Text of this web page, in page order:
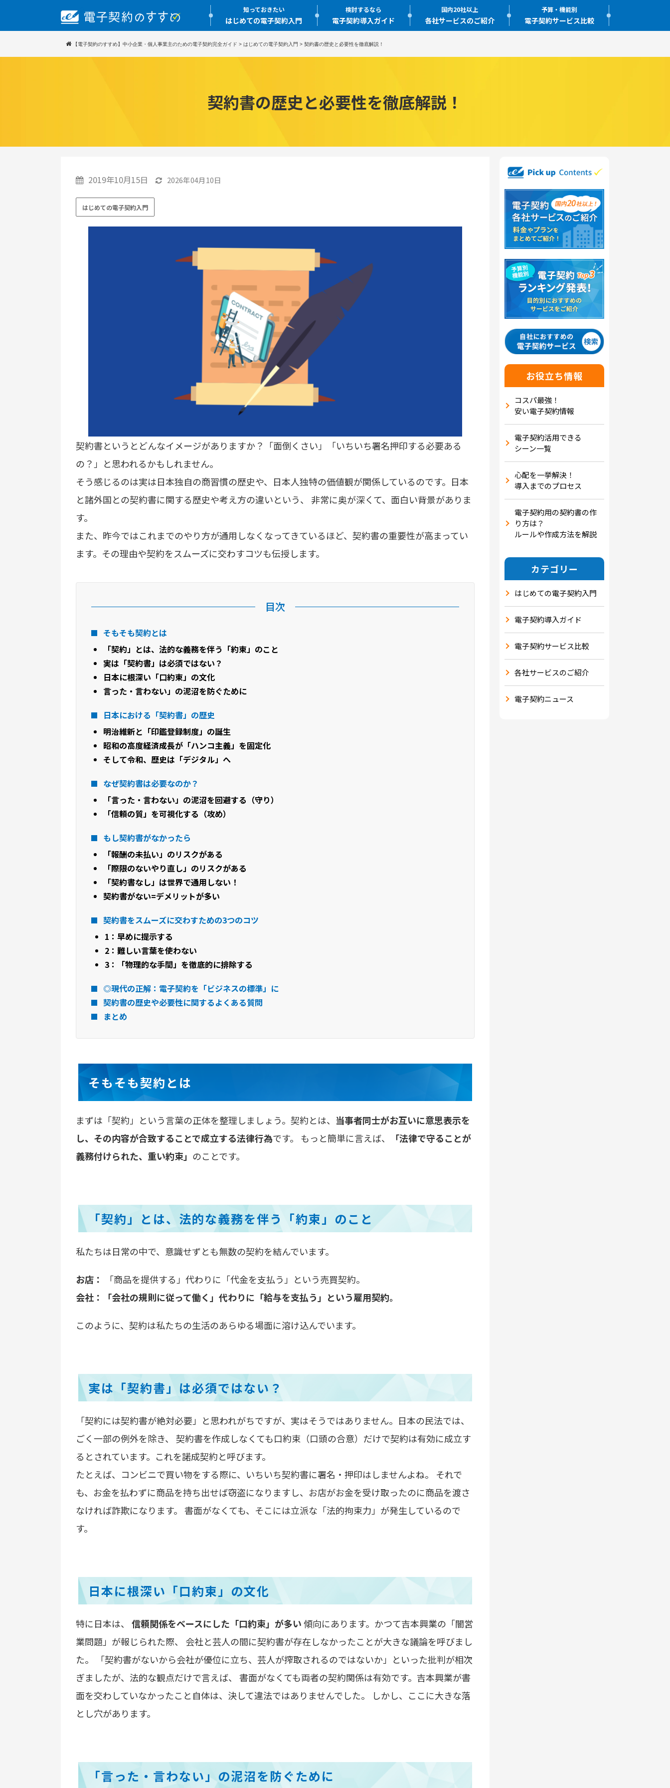
知っておきたい
はじめての電子契約入門
検討するなら
電子契約導入ガイド
国内20社以上
各社サービスのご紹介
予算・機能別
電子契約サービス比較
【電子契約のすすめ】中小企業・個人事業主のための電子契約完全ガイド > はじめての電子契約入門 > 契約書の歴史と必要性を徹底解説！
契約書の歴史と必要性を徹底解説！
2019年10月15日 2026年04月10日
はじめての電子契約入門
契約書というとどんなイメージがありますか？「面倒くさい」「いちいち署名押印する必要ある
の？」と思われるかもしれません。
そう感じるのは実は日本独自の商習慣の歴史や、日本人独特の価値観が関係しているのです。日本
と諸外国との契約書に関する歴史や考え方の違いという、 非常に奥が深くて、面白い背景がありま
す。
また、昨今ではこれまでのやり方が通用しなくなってきているほど、契約書の重要性が高まってい
ます。その理由や契約をスムーズに交わすコツも伝授します。
目次
そもそも契約とは
「契約」とは、法的な義務を伴う「約束」のこと
実は「契約書」は必須ではない？
日本に根深い「口約束」の文化
言った・言わない」の泥沼を防ぐために
日本における「契約書」の歴史
明治維新と「印鑑登録制度」の誕生
昭和の高度経済成長が「ハンコ主義」を固定化
そして令和、歴史は「デジタル」へ
なぜ契約書は必要なのか？
「言った・言わない」の泥沼を回避する（守り）
「信頼の質」を可視化する（攻め）
もし契約書がなかったら
「報酬の未払い」のリスクがある
「際限のないやり直し」のリスクがある
「契約書なし」は世界で通用しない！
契約書がない=デメリットが多い
契約書をスムーズに交わすための3つのコツ
1：早めに提示する
2：難しい言葉を使わない
3：「物理的な手間」を徹底的に排除する
◎現代の正解：電子契約を「ビジネスの標準」に
契約書の歴史や必要性に関するよくある質問
まとめ
そもそも契約とは
まずは「契約」という言葉の正体を整理しましょう。契約とは、 当事者同士がお互いに意思表示を
し、その内容が合致することで成立する法律行為です。 もっと簡単に言えば、
「法律で守ることが
義務付けられた、重い約束」 のことです。
「契約」とは、法的な義務を伴う「約束」のこと
私たちは日常の中で、意識せずとも無数の契約を結んでいます。
お店：
「商品を提供する」代わりに「代金を支払う」という売買契約。
会社：「会社の規則に従って働く」代わりに「給与を支払う」という雇用契約。
このように、契約は私たちの生活のあらゆる場面に溶け込んでいます。
実は「契約書」は必須ではない？
「契約には契約書が絶対必要」と思われがちですが、実はそうではありません。日本の民法では、
ごく一部の例外を除き、 契約書を作成しなくても口約束（口頭の合意）だけで契約は有効に成立す
るとされています。これを諾成契約と呼びます。
たとえば、コンビニで買い物をする際に、いちいち契約書に署名・押印はしませんよね。 それで
も、お金を払わずに商品を持ち出せば窃盗になりますし、お店がお金を受け取ったのに商品を渡さ
なければ詐欺になります。 書面がなくても、そこには立派な「法的拘束力」が発生しているので
す。
日本に根深い「口約束」の文化
特に日本は、 信頼関係をベースにした「口約束」が多い傾向にあります。かつて吉本興業の「闇営
業問題」が報じられた際、 会社と芸人の間に契約書が存在しなかったことが大きな議論を呼びまし
た。 「契約書がないから会社が優位に立ち、芸人が搾取されるのではないか」といった批判が相次
ぎましたが、法的な観点だけで言えば、 書面がなくても両者の契約関係は有効です。吉本興業が書
面を交わしていなかったこと自体は、決して違法ではありませんでした。 しかし、ここに大きな落
とし穴があります。
「言った・言わない」の泥沼を防ぐために
お役立ち情報
コスパ最強！
安い電子契約情報
電子契約活用できる
シーン一覧
心配を一挙解決！
導入までのプロセス
電子契約用の契約書の作
り方は？
ルールや作成方法を解説
カテゴリー
はじめての電子契約入門
電子契約導入ガイド
電子契約サービス比較
各社サービスのご紹介
電子契約ニュース